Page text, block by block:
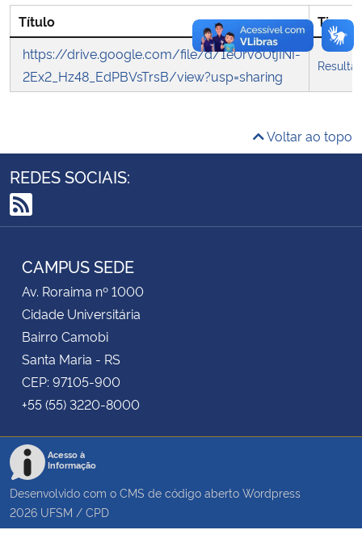
Ministério do Turismo
Ministério da Mulher, da Família e dos Direitos Humanos
Secretaria-Geral
Secretaria de Governo
Gabinete de Segurança Institucional
Advocacia-Geral da União
Banco Central do Brasil
Planalto
Título
Tipo
https://drive.google.com/file/d/1e0rvo0tjINI-
2Ex2_Hz48_EdPBVsTrsB/view?usp=sharing
Voltar ao topo
REDES SOCIAIS:
RSS
CAMPUS SEDE
Av. Roraima nº 1000
Cidade Universitária
Bairro Camobi
Santa Maria - RS
CEP: 97105-900
+55 (55) 3220-8000
Acesso à
Informação
Desenvolvido com o CMS de código aberto Wordpress
2026 UFSM / CPD